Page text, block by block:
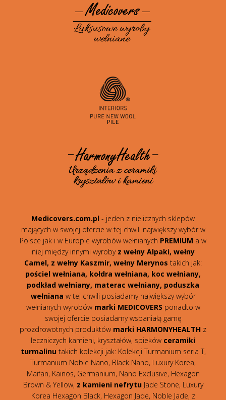
Medicovers.com.pl - jeden z nielicznych sklepów
mających w swojej ofercie w tej chwili największy wybór w
Polsce jak i w Europie wyrobów wełnianych PREMIUM a w
niej między innymi wyroby z wełny Alpaki, wełny
Camel, z wełny Kaszmir, wełny Merynos takich jak:
pościel wełniana, kołdra wełniana, koc wełniany,
podkład wełniany, materac wełniany, poduszka
wełniana w tej chwili posiadamy największy wybór
wełnianych wyrobów marki MEDICOVERS ponadto w
swojej ofercie posiadamy wspaniałą gamę
prozdrowotnych produktów marki HARMONYHEALTH z
leczniczych kamieni, kryształów, spieków ceramiki
turmalinutakich kolekcji jak: Kolekcji Turmanium seria T,
Turmanium Noble Nano, Black Nano, Luxury Korea,
Maifan, Kainos, Germanium, Nano Exclusive, Hexagon
Brown & Yellow, z kamieni nefrytuJade Stone, Luxury
Korea Hexagon Black, Hexagon Jade, Noble Jade, z